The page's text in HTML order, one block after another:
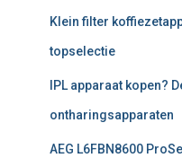
Klein filter
topselectie
IPL apparaat kopen?
ontharingsapparaten
AEG L6FBN8600